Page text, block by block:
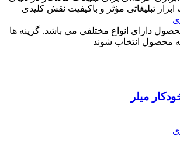
ابزار تبلیغاتی مؤثر و باکیفیت نقش کلیدی
دارای انواع مختلفی می باشد. گزینه ها
انتخاب شوند
میلر